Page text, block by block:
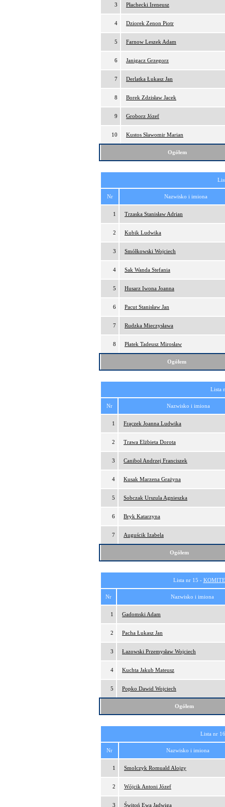
3 Płachecki Ireneusz
4 Dziorek Zenon Piotr
5 Farnow Leszek Adam
6 Janigacz Grzegorz
7 Derlatka Łukasz Jan
8 Borek Zdzisław Jacek
9 Groborz Józef
10 Kustos Sławomir Marian
Ogółem
Nr Nazwisko i imiona
1 Trzaska Stanisław Adrian
2 Kubik Ludwika
3 Smółkowski Wojciech
4 Sak Wanda Stefania
5 Husarz Iwona Joanna
6 Pacut Stanisław Jan
7 Rudzka Mieczysława
8 Płatek Tadeusz Mirosław
Ogółem
Lista
Nr Nazwisko i imiona
1 Frączek Joanna Ludwika
2 Trawa Elżbieta Dorota
3 Caniboł Andrzej Franciszek
4 Kusak Marzena Grażyna
5 Sobczak Urszula Agnieszka
6 Bryk Katarzyna
7 Auguścik Izabela
Ogółem
Lista nr 15 -
Nr Nazwisko i imiona
1 Gadomski Adam
2 Pacha Łukasz Jan
3 Łazowski Przemysław Wojciech
4 Kuchta Jakub Mateusz
5 Popko Dawid Wojciech
Ogółem
Lista nr
Nr Nazwisko i imiona
1 Smolczyk Romuald Alojzy
2 Wójcik Antoni Józef
3 Świtoń Ewa Jadwiga